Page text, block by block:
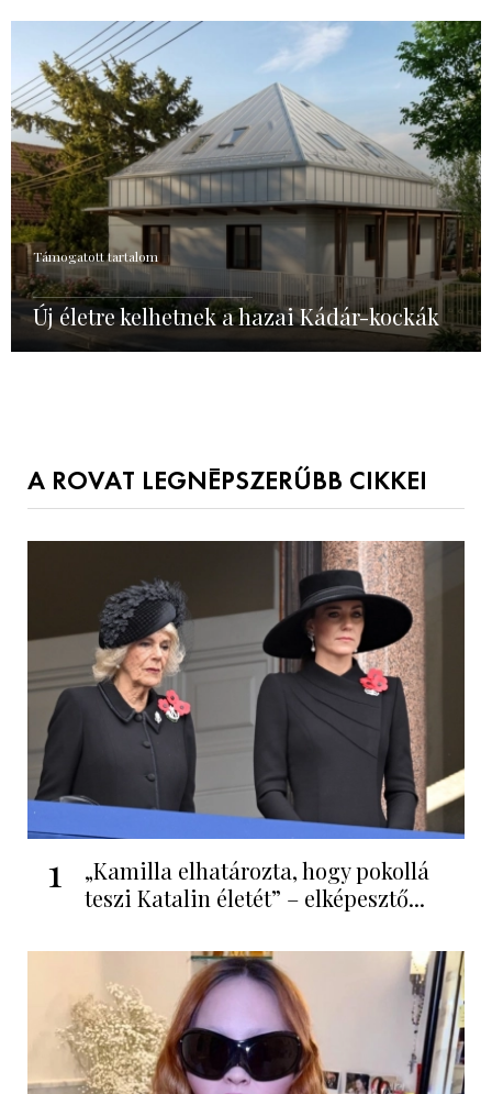
Támogatott tartalom
Új életre kelhetnek a hazai Kádár-kockák
A ROVAT LEGNÉPSZERŰBB CIKKEI
1
„Kamilla elhatározta, hogy pokollá
teszi Katalin életét” – elképesztő...